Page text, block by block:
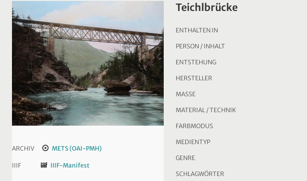
ARCHIV METS (OAI-PMH)
IIIF IIIF-Manifest
Teichlbrücke
ENTHALTEN IN
PERSON / INHALT
ENTSTEHUNG
HERSTELLER
MASSE
MATERIAL / TECHNIK
FARBMODUS
MEDIENTYP
GENRE
SCHLAGWÖRTER